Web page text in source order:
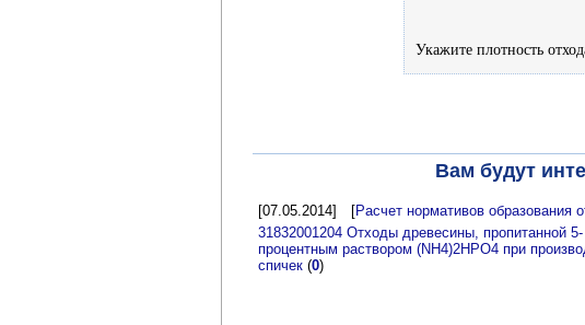
Укажите плотность
Вам будут
[07.05.2014] [Расчет нормативов образования
31832001204 Отходы древесины, пропитанной 5-
процентным раствором (NH4)2HPO4 при
спичек (0)